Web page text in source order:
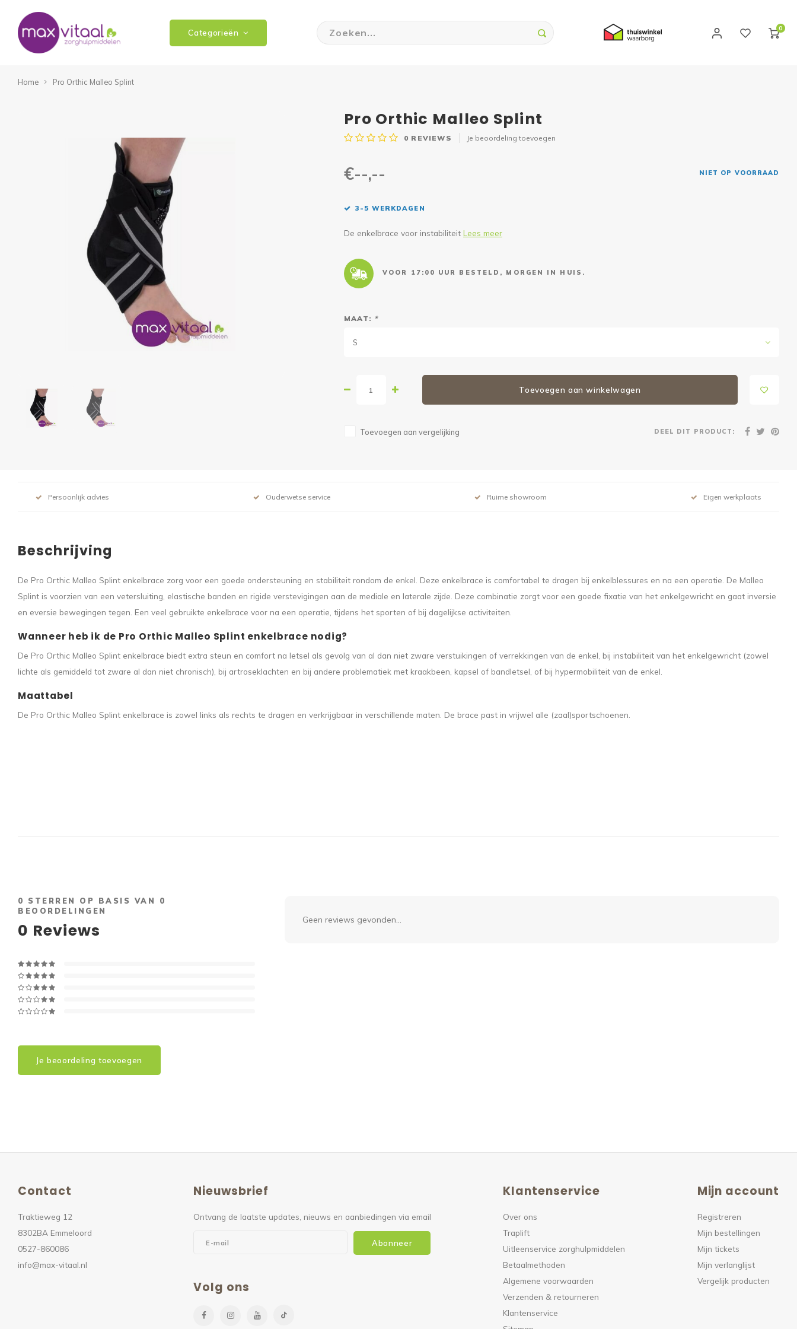
Categorieën 0
Home Pro Orthic Malleo Splint
Pro Orthic Malleo Splint
0 REVIEWS Je beoordeling toevoegen
€--,-- NIET OP VOORRAAD
3-5 WERKDAGEN
De enkelbrace voor instabiliteit Lees meer
VOOR 17:00 UUR BESTELD, MORGEN IN HUIS.
MAAT: *
S
Toevoegen aan winkelwagen
Toevoegen aan vergelijking DEEL DIT PRODUCT:
Persoonlijk advies Ouderwetse service Ruime showroom Eigen werkplaats
Beschrijving
De Pro Orthic Malleo Splint enkelbrace zorg voor een goede ondersteuning en stabiliteit rondom de enkel. Deze enkelbrace is comfortabel te dragen bij enkelblessures en na een operatie. De Malleo
Splint is voorzien van een vetersluiting, elastische banden en rigide verstevigingen aan de mediale en laterale zijde. Deze combinatie zorgt voor een goede fixatie van het enkelgewricht en gaat inversie
en eversie bewegingen tegen. Een veel gebruikte enkelbrace voor na een operatie, tijdens het sporten of bij dagelijkse activiteiten.
Wanneer heb ik de Pro Orthic Malleo Splint enkelbrace nodig?
De Pro Orthic Malleo Splint enkelbrace biedt extra steun en comfort na letsel als gevolg van al dan niet zware verstuikingen of verrekkingen van de enkel, bij instabiliteit van het enkelgewricht (zowel
lichte als gemiddeld tot zware al dan niet chronisch), bij artroseklachten en bij andere problematiek met kraakbeen, kapsel of bandletsel, of bij hypermobiliteit van de enkel.
Maattabel
De Pro Orthic Malleo Splint enkelbrace is zowel links als rechts te dragen en verkrijgbaar in verschillende maten. De brace past in vrijwel alle (zaal)sportschoenen.
0 STERREN OP BASIS VAN 0
BEOORDELINGEN
0 Reviews
Je beoordeling toevoegen
Geen reviews gevonden...
Contact
Traktieweg 12
8302BA Emmeloord
0527-860086
info@max-vitaal.nl
Nieuwsbrief
Ontvang de laatste updates, nieuws en aanbiedingen via email
Abonneer
Volg ons
Klantenservice
Over ons
Traplift
Uitleenservice zorghulpmiddelen
Betaalmethoden
Algemene voorwaarden
Verzenden & retourneren
Klantenservice
Mijn account
Registreren
Mijn bestellingen
Mijn tickets
Mijn verlanglijst
Vergelijk producten